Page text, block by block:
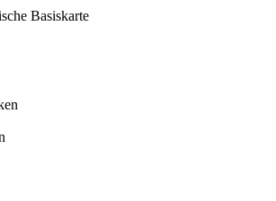
Basiskarte